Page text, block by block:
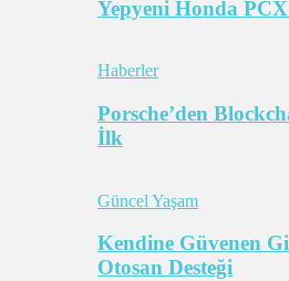
Yepyeni Honda
Haberler
Porsche’den
İlk
Güncel Yaşam
Kendine Güvenen
Otosan Desteği